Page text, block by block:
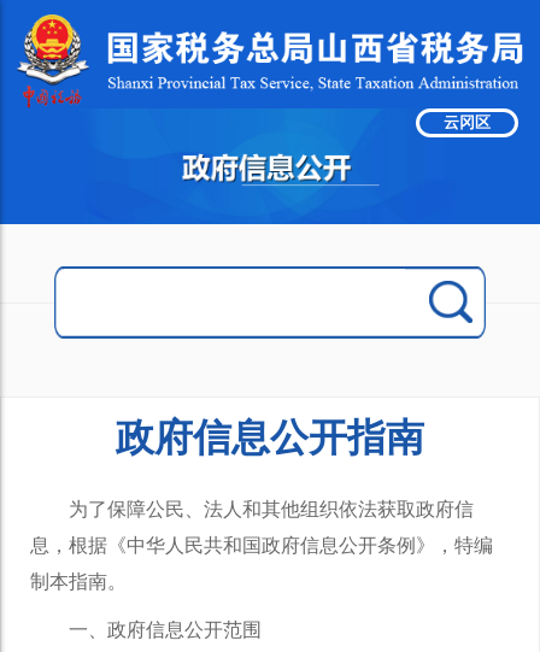
云冈区
政府信息公开指南
为了保障公民、法人和其他组织依法获取政府信
息，根据《中华人民共和国政府信息公开条例》，特编
制本指南。
一、政府信息公开范围